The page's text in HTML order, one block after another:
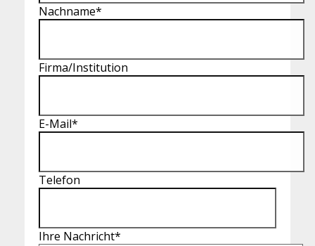
Nachname*
Firma/Institution
E-Mail*
Telefon
Ihre Nachricht*